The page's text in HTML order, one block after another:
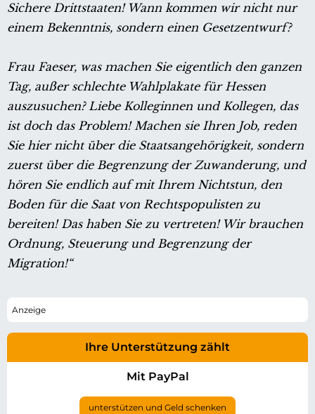
Sichere Drittstaaten! Wann kommen wir nicht nur
einem Bekenntnis, sondern einen Gesetzentwurf?
Frau Faeser, was machen Sie eigentlich den ganzen
Tag, außer schlechte Wahlplakate für Hessen
auszusuchen? Liebe Kolleginnen und Kollegen, das
ist doch das Problem! Machen sie Ihren Job, reden
Sie hier nicht über die Staatsangehörigkeit, sondern
zuerst über die Begrenzung der Zuwanderung, und
hören Sie endlich auf mit Ihrem Nichtstun, den
Boden für die Saat von Rechtspopulisten zu
bereiten! Das haben Sie zu vertreten! Wir brauchen
Ordnung, Steuerung und Begrenzung der
Migration!“
Ihre Unterstützung zählt
Mit PayPal
unterstützen und Geld schenken